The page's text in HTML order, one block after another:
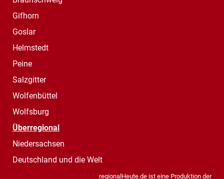
Gifhorn
Goslar
Helmstedt
Peine
Salzgitter
Wolfenbüttel
Wolfsburg
Überregional
Niedersachsen
Deutschland und die Welt
regionalHeute.de ist eine Produktion der